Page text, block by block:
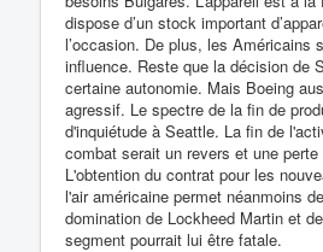
dispose d’un stock important
l’occasion. De plus, les Américains
influence. Reste que la décision de
certaine autonomie. Mais Boeing
agressif. Le spectre de la fin de
d'inquiétude à Seattle. La fin de
combat serait un revers et une
L'obtention du contrat pour les
l'air américaine permet néanmoins
domination de Lockheed Martin et
segment pourrait lui être fatale.